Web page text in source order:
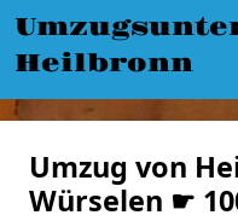
Heilbronn
Umzug von
Würselen ☛